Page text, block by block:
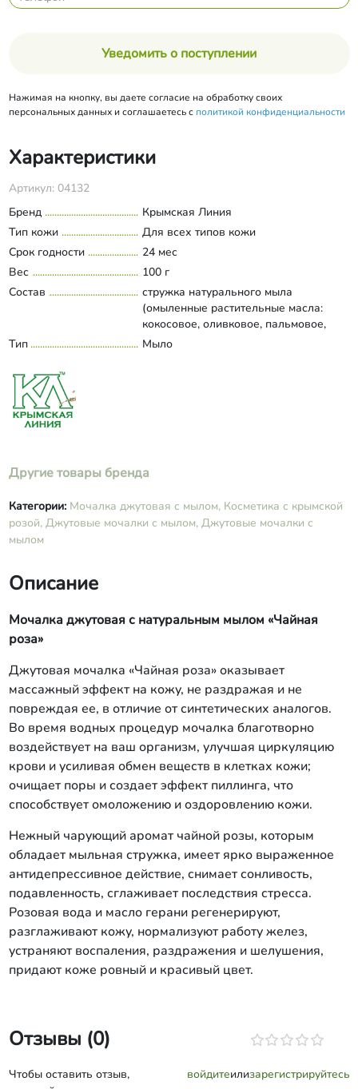
Уведомить о поступлении
Нажимая на кнопку, вы даете согласие на обработку своих
персональных данных и соглашаетесь с политикой конфиденциальности
Характеристики
Артикул: 04132
Бренд
Крымская Линия
Тип кожи
Для всех типов кожи
Срок годности
24 мес
Вес
100 г
Состав
стружка натурального мыла
(омыленные растительные масла:
кокосовое, оливковое, пальмовое,
рициновое, розовая вода, эфирное
Развернуть состав
Тип Мыло
Другие товары бренда
Категории: Мочалка джутовая с мылом, Косметика с крымской
розой, Джутовые мочалки с мылом, Джутовые мочалки с
мылом
Описание
Мочалка джутовая с натуральным мылом «Чайная
роза»
Джутовая мочалка «Чайная роза» оказывает
массажный эффект на кожу, не раздражая и не
повреждая ее, в отличие от синтетических аналогов.
Во время водных процедур мочалка благотворно
воздействует на ваш организм, улучшая циркуляцию
крови и усиливая обмен веществ в клетках кожи;
очищает поры и создает эффект пиллинга, что
способствует омоложению и оздоровлению кожи.
Нежный чарующий аромат чайной розы, которым
обладает мыльная стружка, имеет ярко выраженное
антидепрессивное действие, снимает сонливость,
подавленность, сглаживает последствия стресса.
Розовая вода и масло герани регенерируют,
разглаживают кожу, нормализуют работу желез,
устраняют воспаления, раздражения и шелушения,
придают коже ровный и красивый цвет.
Отзывы (0)
Чтобы оставить отзыв,
войдитеилизарегистрируйтесь